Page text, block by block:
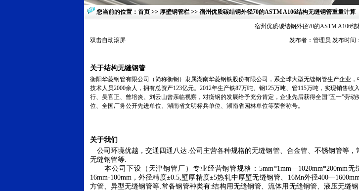
您当前的位置： 首页 >> 厚壁钢管栏 >> 宿州优质碳结钢外径70的ASTM A106结构无缝钢管重量计算
宿州优质碳结钢外径70的ASTM A106
双击自动滚屏
发布者：管理员 发布时间
关于结构无缝钢管
衡阳华菱钢管有限公司（简称衡钢）隶属湖南华菱钢铁股份有限公司，系全球大型无缝钢管生产企业
技术人员2000余人，拥有总资产123亿元。2012年生产铁87万吨、钢125万吨、管115万吨，实现销售
行、吴官正、曾培炎、刘云山曾亲临视察，对衡钢的发展给予充分肯定，企业先后获得全国“五一”劳
位、全国厂务公开先进单位、湖南省文明标兵单位、湖南省园林单位等荣誉称号。
关于我们
公司环境优越，交通四通八达.公司主营各种规格的无缝钢管、合金管、不锈钢管等，
无缝钢管等.
本公司下设（天津钢管厂）专业经营钢管规格： 5mm*1mm—1020mm*200mm无
16mm-100mm，外径精度±0.5,壁厚精度±5热轧中厚壁无缝钢管、 16Mn外径400—
方管、异型无缝钢管等.常备钢管种类有:结构用无缝钢管、流体用无缝钢管、液压无缝